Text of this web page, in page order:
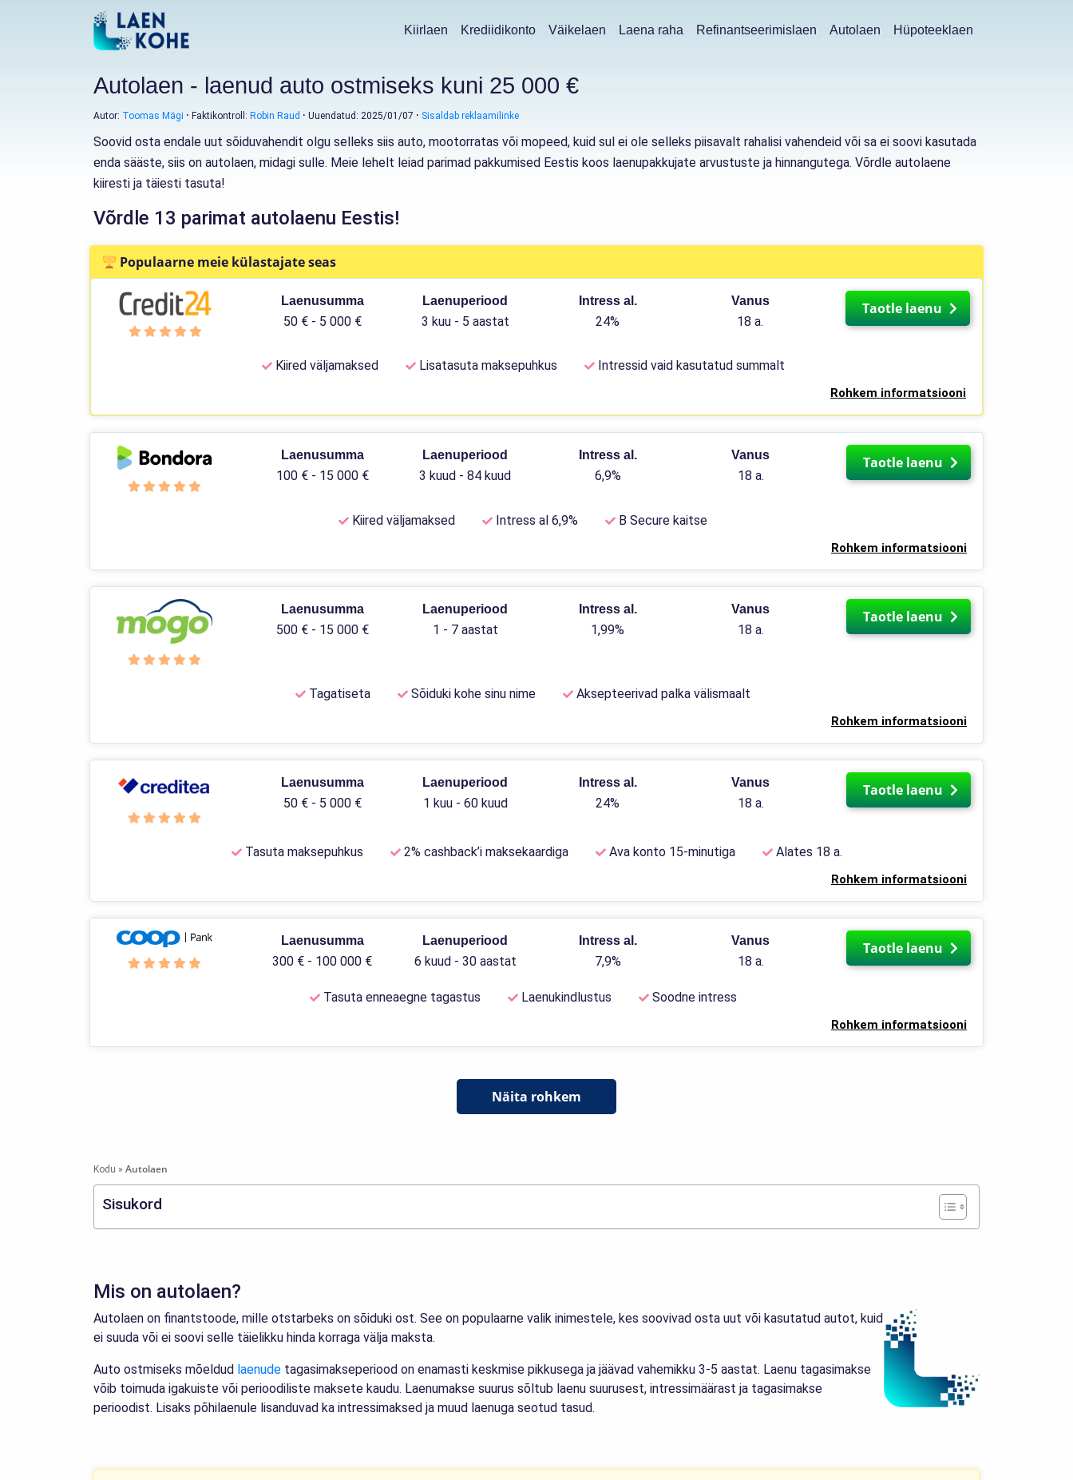
Kiirlaen Krediidikonto Väikelaen Laena raha Refinantseerimislaen Autolaen Hüpoteeklaen
Autolaen - laenud auto ostmiseks kuni 25 000 €
Autor: Toomas Mägi Faktikontroll: Robin Raud Uuendatud: 2025/01/07 Sisaldab reklaamilinke
Soovid osta endale uut sõiduvahendit olgu selleks siis auto, mootorratas või mopeed, kuid sul ei ole selleks piisavalt rahalisi vahendeid või sa ei soovi kasutada
enda sääste, siis on autolaen, midagi sulle. Meie lehelt leiad parimad pakkumised Eestis koos laenupakkujate arvustuste ja hinnangutega. Võrdle autolaene
kiiresti ja täiesti tasuta!
Võrdle 13 parimat autolaenu Eestis!
Populaarne meie külastajate seas
Laenusumma
50 € - 5 000 €
Laenuperiood
3 kuu - 5 aastat
Intress al.
24%
Vanus
18 a.
Taotle laenu
Kiired väljamaksed Lisatasuta maksepuhkus Intressid vaid kasutatud summalt
Rohkem informatsiooni
Laenusumma
100 € - 15 000 €
Laenuperiood
3 kuud - 84 kuud
Intress al.
6,9%
Vanus
18 a.
Taotle laenu
Kiired väljamaksed Intress al 6,9% B Secure kaitse
Rohkem informatsiooni
Laenusumma
500 € - 15 000 €
Laenuperiood
1 - 7 aastat
Intress al.
1,99%
Vanus
18 a.
Taotle laenu
Tagatiseta Sõiduki kohe sinu nime Aksepteerivad palka välismaalt
Rohkem informatsiooni
Laenusumma
50 € - 5 000 €
Laenuperiood
1 kuu - 60 kuud
Intress al.
24%
Vanus
18 a.
Taotle laenu
Tasuta maksepuhkus 2% cashback’i maksekaardiga Ava konto 15-minutiga Alates 18 a.
Rohkem informatsiooni
Laenusumma
300 € - 100 000 €
Laenuperiood
6 kuud - 30 aastat
Intress al.
7,9%
Vanus
18 a.
Taotle laenu
Tasuta enneaegne tagastus Laenukindlustus Soodne intress
Rohkem informatsiooni
Näita rohkem
Kodu » Autolaen
Sisukord
Mis on autolaen?
Autolaen on finantstoode, mille otstarbeks on sõiduki ost. See on populaarne valik inimestele, kes soovivad osta uut või kasutatud autot, kuid
ei suuda või ei soovi selle täielikku hinda korraga välja maksta.
Auto ostmiseks mõeldud laenude tagasimakseperiood on enamasti keskmise pikkusega ja jäävad vahemikku 3-5 aastat. Laenu tagasimakse
võib toimuda igakuiste või perioodiliste maksete kaudu. Laenumakse suurus sõltub laenu suurusest, intressimäärast ja tagasimakse
perioodist. Lisaks põhilaenule lisanduvad ka intressimaksed ja muud laenuga seotud tasud.